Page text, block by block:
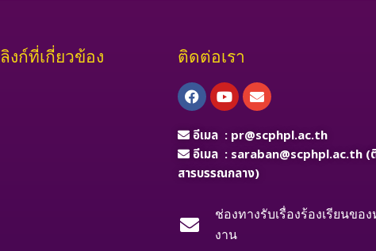
ลิงก์ที่เกี่ยวข้อง ติดต่อเรา
Facebook
YoutubeEnvelope
อีเมล : pr@scphpl.ac.th
อีเมล : saraban@scphpl.ac.th(
สารบรรณกลาง)
ช่องทางรับเรื่องร้องเรียนขอ
งาน